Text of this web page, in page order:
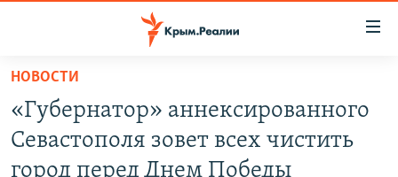
Вернуться
основному
содержанию
НОВОСТИ
СПЕЦПРОЕКТЫ
НОВОСТИ
«Губернатор» аннексированного
Севастополя зовет всех чистить
город перед Днем Победы